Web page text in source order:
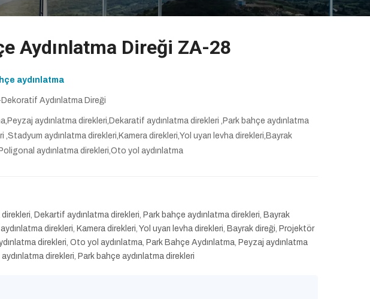
Aydınlatma Direği ZA-28
aydınlatma
Aydınlatma Direği
aydınlatma direkleri,Dekaratif aydınlatma direkleri ,Park bahçe aydınlatma
,Stadyum aydınlatma direkleri,Kamera direkleri,Yol uyarı levha direkleri,Bayrak
aydınlatma direkleri,Oto yol aydınlatma
, Dekartif aydınlatma direkleri, Park bahçe aydınlatma direkleri, Bayrak
direkleri, Kamera direkleri, Yol uyarı levha direkleri, Bayrak direği, Projektör
direkleri, Oto yol aydınlatma, Park Bahçe Aydınlatma, Peyzaj aydınlatma
direkleri, Park bahçe aydınlatma direkleri